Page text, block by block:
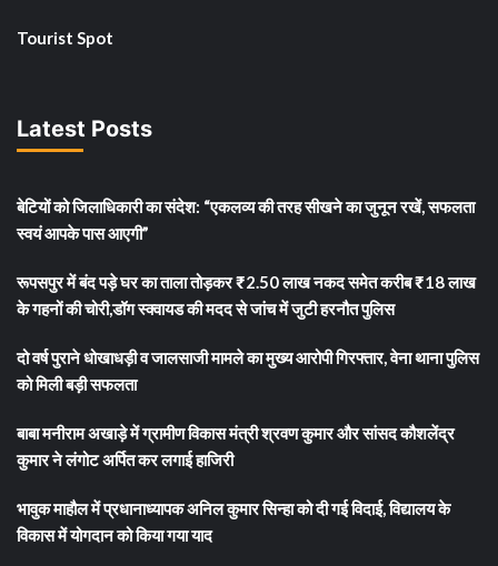
Tourist Spot
Latest Posts
बेटियों को जिलाधिकारी का संदेश: “एकलव्य की तरह सीखने का जुनून रखें, सफलता
स्वयं आपके पास आएगी”
रूपसपुर में बंद पड़े घर का ताला तोड़कर ₹2.50 लाख नकद समेत करीब ₹18 लाख
के गहनों की चोरी,डॉग स्क्वायड की मदद से जांच में जुटी हरनौत पुलिस
दो वर्ष पुराने धोखाधड़ी व जालसाजी मामले का मुख्य आरोपी गिरफ्तार, वेना थाना पुलिस
को मिली बड़ी सफलता
बाबा मनीराम अखाड़े में ग्रामीण विकास मंत्री श्रवण कुमार और सांसद कौशलेंद्र
कुमार ने लंगोट अर्पित कर लगाई हाजिरी
भावुक माहौल में प्रधानाध्यापक अनिल कुमार सिन्हा को दी गई विदाई, विद्यालय के
विकास में योगदान को किया गया याद